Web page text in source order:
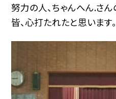
努力の人、ちゃんへん.さ
皆、心打たれたと思います。